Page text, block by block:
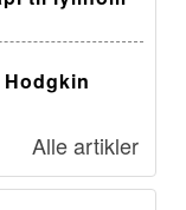
Alle artikler